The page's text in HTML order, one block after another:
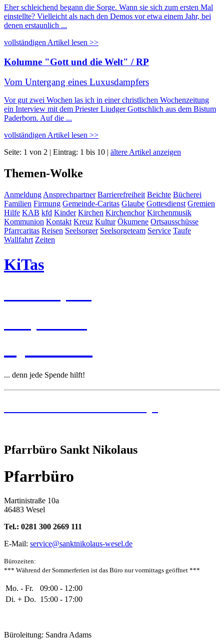
Eher schleichend begann die Sorge. Wann sie sich zum ersten Mal
einstellte? Vielleicht als nach den Demos vor etwa einem Jahr, bei
denen erstaunlich ...
vollständigen Artikel lesen >>
Kolumne "Gott und die Welt" / RP
Vom Untergang eines Luxusdampfers
Vor gut zwei Wochen las ich in einer christlichen Wochenzeitung
ein Interview mit dem Priester Liudger Gottschlich aus dem Bistum
Paderborn. Auf die ...
vollständigen Artikel lesen >>
Seite: 1 von 2 | Eintrag: 1 bis 10 | ältere Artikel anzeigen
Themen-Wolke
Anmeldung Ansprechpartner Barrierefreiheit Beichte Bücherei
Familien Firmung Gemeinde-Caritas Glaube Gottesdienst Gremien
Hilfe KAB kfd Kinder Kirchen Kirchenchor Kirchenmusik
Kommunion Kontakt Kreuz Kultur Ökumene Ortsausschüsse
Pfarrcaritas Reisen Seelsorger Seelsorgeteam Service Taufe
Wallfahrt Zeiten
KiTas
... denn jede Spende hilft!
Pfarrbüro Sankt Nikolaus
Pfarrbüro
Martinistraße 10a
46483 Wesel
Tel.: 0281 300 2669 111
E-Mail: service@sanktnikolaus-wesel.de
Bürozeiten:
*** Während der Sommerferien ist das Büro nur vormittags geöffnet ***
Mo. - Fr.
09:00 - 12:00
Di. + Do. 15:00 - 17:00
Büroleitung: Sandra Adams